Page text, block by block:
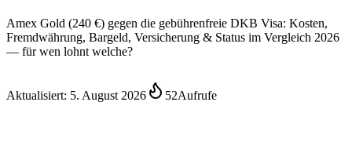
Amex Gold (240 €) gegen die gebührenfreie DKB Visa: Kosten,
Fremdwährung, Bargeld, Versicherung & Status im Vergleich 2026
— für wen lohnt welche?
Aktualisiert: 5. August 2026 52Aufrufe